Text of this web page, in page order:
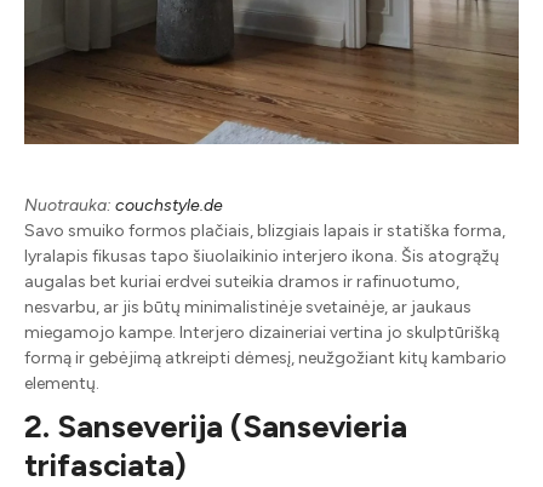
Nuotrauka: couchstyle.de
Savo smuiko formos plačiais, blizgiais lapais ir statiška forma,
lyralapis fikusas tapo šiuolaikinio interjero ikona. Šis atogrąžų
augalas bet kuriai erdvei suteikia dramos ir rafinuotumo,
nesvarbu, ar jis būtų minimalistinėje svetainėje, ar jaukaus
miegamojo kampe. Interjero dizaineriai vertina jo skulptūrišką
formą ir gebėjimą atkreipti dėmesį, neužgožiant kitų kambario
elementų.
2. Sanseverija (Sansevieria
trifasciata)